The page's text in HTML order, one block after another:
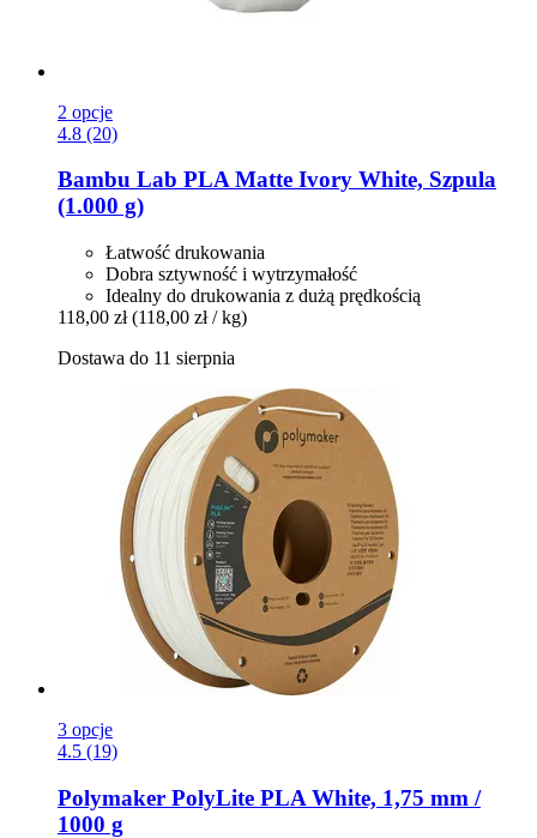
2 opcje
4.8 (20)
Bambu Lab PLA Matte Ivory White, Szpula
(1.000 g)
Łatwość drukowania
Dobra sztywność i wytrzymałość
Idealny do drukowania z dużą prędkością
118,00 zł (118,00 zł / kg)
Dostawa do 11 sierpnia
3 opcje
4.5 (19)
Polymaker PolyLite PLA White, 1,75 mm /
1000 g